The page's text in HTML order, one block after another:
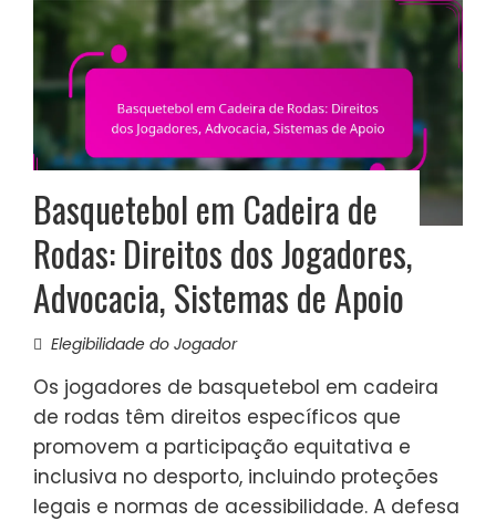
Basquetebol em Cadeira de
Rodas: Direitos dos Jogadores,
Advocacia, Sistemas de Apoio
Elegibilidade do Jogador
Os jogadores de basquetebol em cadeira
de rodas têm direitos específicos que
promovem a participação equitativa e
inclusiva no desporto, incluindo proteções
legais e normas de acessibilidade. A defesa